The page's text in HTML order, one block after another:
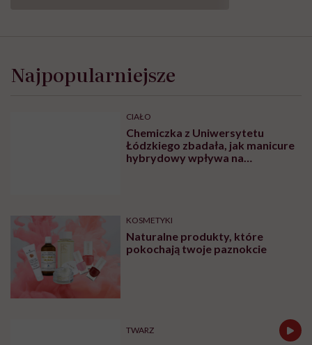
Najpopularniejsze
CIAŁO
Chemiczka z Uniwersytetu
Łódzkiego zbadała, jak manicure
hybrydowy wpływa na
KOSMETYKI
Naturalne produkty, które
pokochają twoje paznokcie
TWARZ